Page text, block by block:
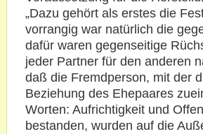
„Dazu gehört als erstes die
vorrangig war natürlich die
dafür waren gegenseitige
jeder Partner für den anderen
daß die Fremdperson, mit der
Beziehung des Ehepaares
Worten: Aufrichtigkeit und
bestanden, wurden auf die